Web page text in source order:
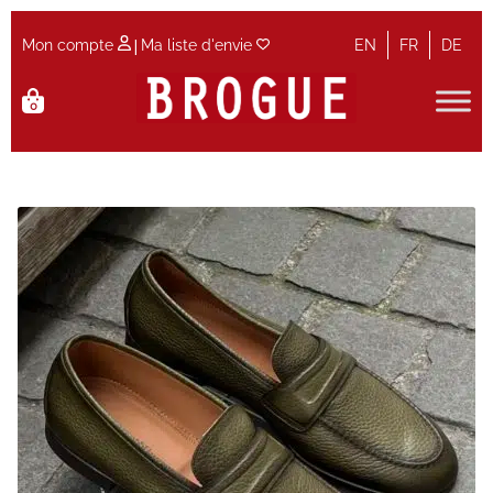
EN FR DE
0
Mon compte | Ma liste d'envie
Aller
Aller
au
Accueil
Accueil
Actualités et Evènements
Contact
Guide des tailles
Maintenance